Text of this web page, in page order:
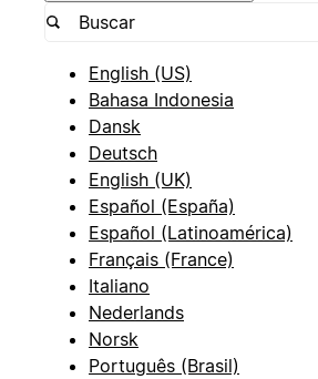
English (US)
Bahasa Indonesia
Dansk
Deutsch
English (UK)
Español (España)
Español (Latinoamérica)
Français (France)
Italiano
Nederlands
Norsk
Português (Brasil)